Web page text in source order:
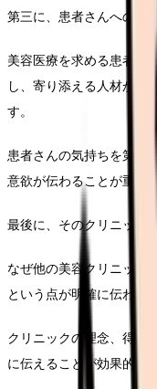
第三に、患者さんへの共
美容医療を求める患者さ
し、寄り添える人材かど
す。
患者さんの気持ちを第一
意欲が伝わることが重要
最後に、そのクリニック
なぜ他の美容クリニック
という点が明確に伝わる
クリニックの理念、得意
に伝えることが効果的です